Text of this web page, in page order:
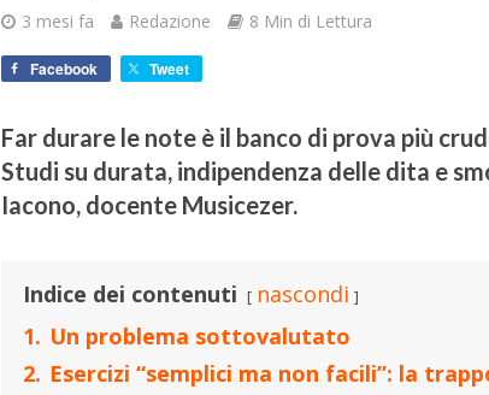
3 mesi fa Redazione 8 Min di Lettura
Facebook Tweet
Far durare le note è il banco di prova più
Studi su durata, indipendenza delle dita e
Iacono, docente Musicezer.
Indice dei contenuti
nascondi
1. Un problema sottovalutato
2. Esercizi “semplici ma non facili”: la